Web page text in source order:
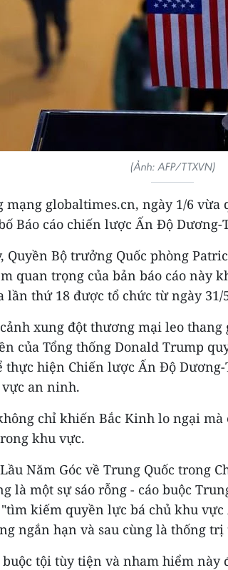
(Ảnh: AFP/TTXVN)
mạng globaltimes.cn, ngày 1/6 vừa
Báo cáo chiến lược Ấn Độ Dương-
Quyền Bộ trưởng Quốc phòng
quan trọng của bản báo cáo này
lần thứ 18 được tổ chức từ ngày 31/
xung đột thương mại leo thang
của Tổng thống Donald Trump
thực hiện Chiến lược Ấn Độ
an ninh.
chỉ khiến Bắc Kinh lo ngại mà
khu vực.
Năm Góc về Trung Quốc trong
là một sự sáo rỗng - cáo buộc
kiếm quyền lực bá chủ khu
ngắn hạn và sau cùng là thống
tội tùy tiện và nham hiểm này